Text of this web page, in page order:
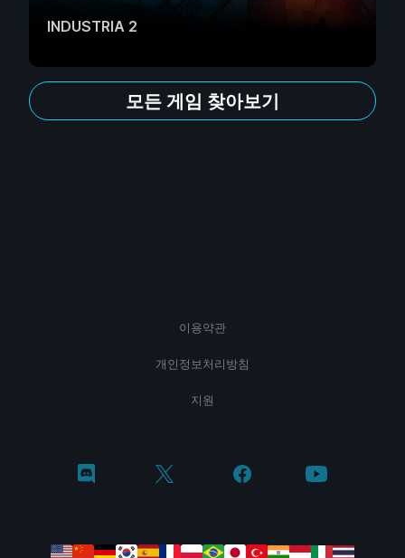
INDUSTRIA 2
모든 게임 찾아보기
이용약관
개인정보처리방침
지원